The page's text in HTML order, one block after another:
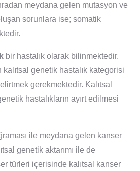
meydana gelen mutasyon ve
sorunlara ise; somatik
bir hastalık olarak bilinmektedir.
genetik hastalık kategorisi
gerekmektedir. Kalıtsal
hastalıkların ayırt edilmesi
ile meydana gelen kanser
genetik aktarımı ile de
türleri içerisinde kalıtsal kanser